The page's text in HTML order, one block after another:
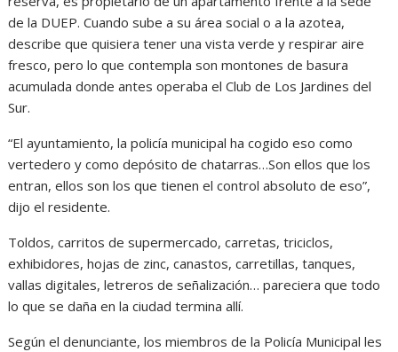
de la DUEP. Cuando sube a su área social o a la azotea,
describe que quisiera tener una vista verde y respirar aire
fresco, pero lo que contempla son montones de basura
acumulada donde antes operaba el Club de Los Jardines del
Sur.
“El ayuntamiento, la policía municipal ha cogido eso como
vertedero y como depósito de chatarras…Son ellos que los
entran, ellos son los que tienen el control absoluto de eso”,
dijo el residente.
Toldos, carritos de supermercado, carretas, triciclos,
exhibidores, hojas de zinc, canastos, carretillas, tanques,
vallas digitales, letreros de señalización… pareciera que todo
lo que se daña en la ciudad termina allí.
Según el denunciante, los miembros de la Policía Municipal les